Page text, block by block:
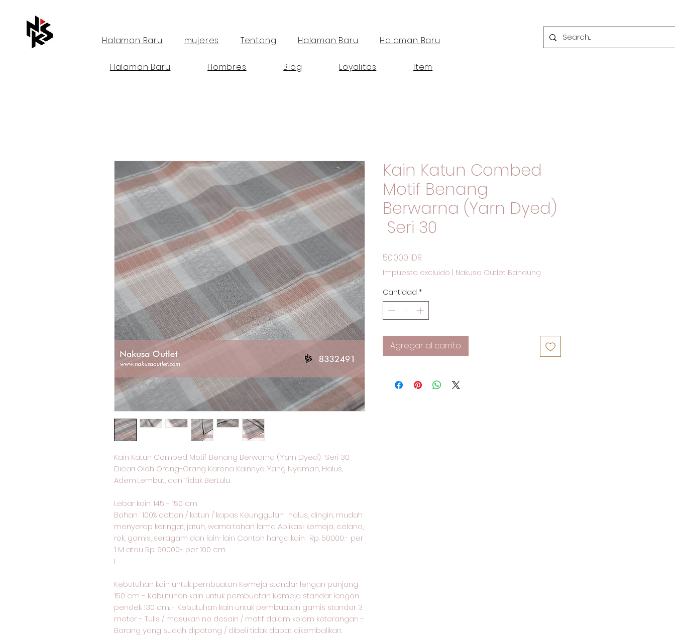
Halaman Baru mujeres Tentang Halaman Baru Halaman Baru
Halaman Baru Hombres Blog Loyalitas Item
Kain Katun Combed Motif Benang Berwarna (Yarn Dyed) Seri 30
Dicari Oleh Orang-Orang Karena Kainnya Yang Nyaman, Halus,
Adem,Lembut, dan Tidak BerLulu
Lebar kain: 145 - 150 cm
Bahan : 100% cotton / katun / kapas Keunggulan : halus, dingin, mudah
menyerap keringat, jatuh, warna tahan lama Aplikasi: kemeja, celana,
rok, gamis, seragam dan lain-lain Contoh harga kain : Rp. 50000,- per
1 M atau Rp. 50000- per 100 cm
I
Kebutuhan kain untuk pembuatan Kemeja standar lengan panjang
150 cm. - Kebutuhan kain untuk pembuatan Kemeja standar lengan
pendek 130 cm. - Kebutuhan kain untuk pembuatan gamis standar 3
meter. - Tulis / masukan no desain / motif dalam kolom keterangan -
Barang yang sudah dipotong / dibeli tidak dapat dikembalikan.
Kain Katun Combed
Motif Benang
Berwarna (Yarn Dyed)
Seri 30
50.000 IDR
Impuesto excluido
Nakusa Outlet Bandung
Cantidad *
Agregar al carrito